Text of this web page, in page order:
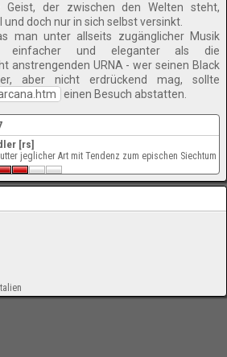
der zwischen den Welten steht,
doch nur in sich selbst versinkt.
man unter allseits zugänglicher Musik
einfacher und eleganter als die
anstrengenden URNA - wer seinen Black
aber nicht erdrückend mag, sollte
einen Besuch abstatten.
[rs]
jeglicher Art mit Tendenz zum epischen Siechtum